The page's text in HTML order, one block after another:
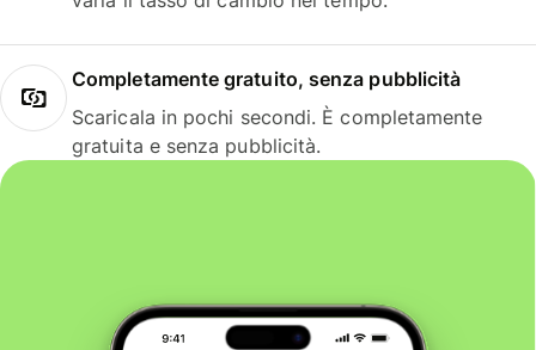
Completamente gratuito, senza pubblicità
Scaricala in pochi secondi. È completamente
gratuita e senza pubblicità.